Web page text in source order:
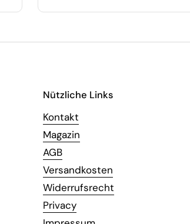
Nützliche Links
Kontakt
Magazin
AGB
Versandkosten
Widerrufsrecht
Privacy